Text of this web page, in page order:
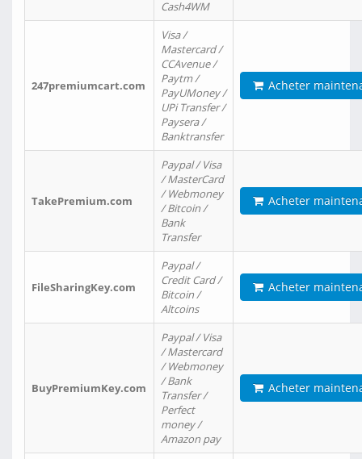
Cash4WM
247premiumcart.com
Visa /
Mastercard /
CCAvenue /
Paytm /
PayUMoney /
UPi Transfer /
Paysera /
Banktransfer
Acheter
TakePremium.com
Paypal / Visa
/ MasterCard
/ Webmoney
/ Bitcoin /
Bank
Transfer
Acheter
FileSharingKey.com
Paypal /
Credit Card /
Bitcoin /
Altcoins
Acheter
BuyPremiumKey.com
Paypal / Visa
/ Mastercard
/ Webmoney
/ Bank
Transfer /
Perfect
money /
Amazon pay
Acheter